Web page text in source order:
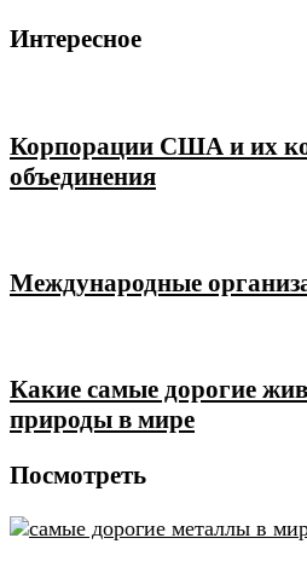
Интересное
Корпорации США и их
объединения
Международные
Какие самые дорогие
природы в мире
Посмотреть